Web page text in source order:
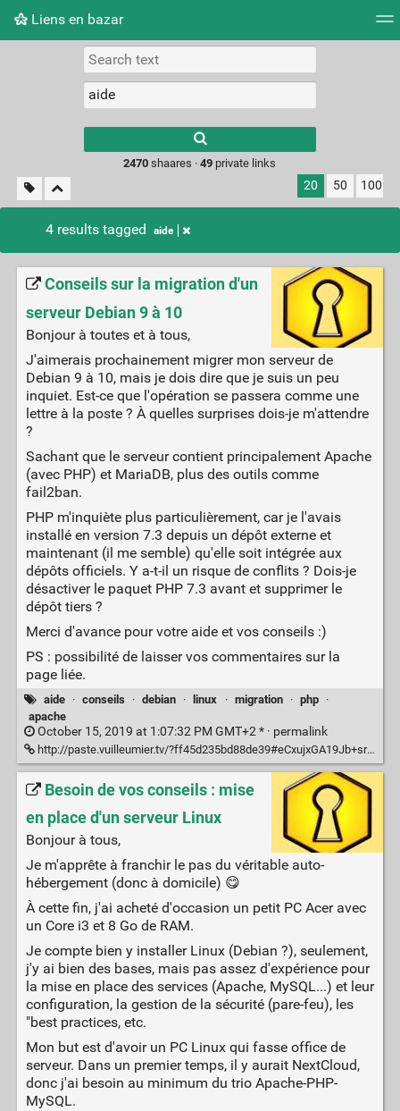
Liens en bazar
Picture wall
2470 shaares ·49 private links
20 50 100
4 results tagged aide
Conseils sur la migration d'un
serveur Debian 9 à 10
Bonjour à toutes et à tous,
J'aimerais prochainement migrer mon serveur de
Debian 9 à 10, mais je dois dire que je suis un peu
inquiet. Est-ce que l'opération se passera comme une
lettre à la poste ? À quelles surprises dois-je m'attendre
?
Sachant que le serveur contient principalement Apache
(avec PHP) et MariaDB, plus des outils comme
fail2ban.
PHP m'inquiète plus particulièrement, car je l'avais
installé en version 7.3 depuis un dépôt externe et
maintenant (il me semble) qu'elle soit intégrée aux
dépôts officiels. Y a-t-il un risque de conflits ? Dois-je
désactiver le paquet PHP 7.3 avant et supprimer le
dépôt tiers ?
Merci d'avance pour votre aide et vos conseils :)
PS : possibilité de laisser vos commentaires sur la
page liée.
aide · conseils · debian · linux · migration · php
·
apache
October 15, 2019 at 1:07:32 PM GMT+2 * · permalink
http://paste.vuilleumier.tv/?ff45d235bd88de39#eCxujxGA19Jb+sr+Gs8AkNwkv6PMVUGdTWGrbNiPVVY=
Besoin de vos conseils : mise
en place d'un serveur Linux
Bonjour à tous,
Je m'apprête à franchir le pas du véritable auto-
hébergement (donc à domicile) 😋
À cette fin, j'ai acheté d'occasion un petit PC Acer avec
un Core i3 et 8 Go de RAM.
Je compte bien y installer Linux (Debian ?), seulement,
j'y ai bien des bases, mais pas assez d'expérience pour
la mise en place des services (Apache, MySQL...) et leur
configuration, la gestion de la sécurité (pare-feu), les
"best practices, etc.
Mon but est d'avoir un PC Linux qui fasse office de
serveur. Dans un premier temps, il y aurait NextCloud,
donc j'ai besoin au minimum du trio Apache-PHP-
MySQL.